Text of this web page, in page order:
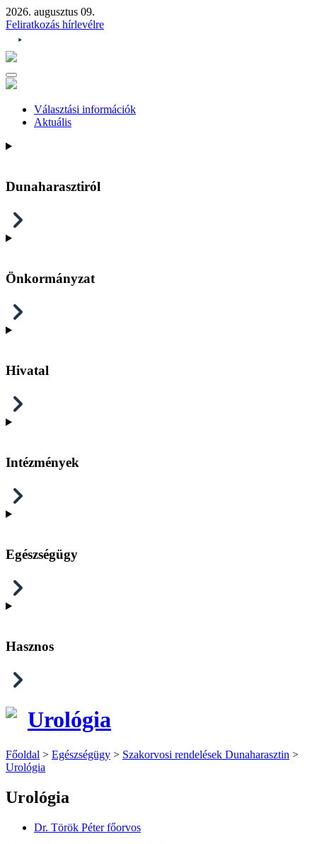
2026. augusztus 09.
Feliratkozás hírlevélre
Választási információk
Aktuális
Dunaharasztiról
Önkormányzat
Hivatal
Intézmények
Egészségügy
Hasznos
Urológia
Főoldal > Egészségügy > Szakorvosi rendelések Dunaharasztin >
Urológia
Urológia
Dr. Török Péter főorvos